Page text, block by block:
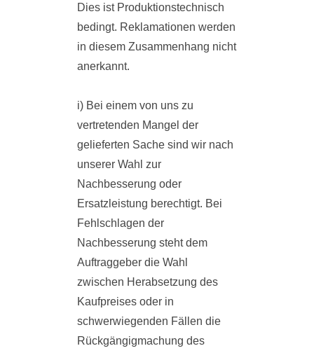
Dies ist Produktionstechnisch
bedingt. Reklamationen werden
in diesem Zusammenhang nicht
anerkannt.
i) Bei einem von uns zu
vertretenden Mangel der
gelieferten Sache sind wir nach
unserer Wahl zur
Nachbesserung oder
Ersatzleistung berechtigt. Bei
Fehlschlagen der
Nachbesserung steht dem
Auftraggeber die Wahl
zwischen Herabsetzung des
Kaufpreises oder in
schwerwiegenden Fällen die
Rückgängigmachung des